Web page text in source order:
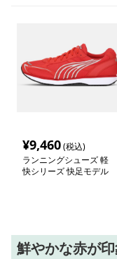
¥9,460(税込)
ランニングシューズ 軽
快シリーズ 快足モデル
鮮やかな赤が